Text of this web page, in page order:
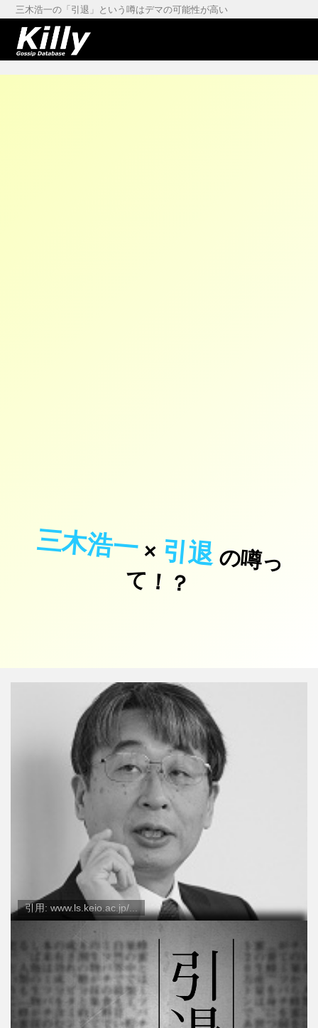
三木浩一の「引退」という噂はデマの可能性が高い
三木浩一× 引退の
噂
っ
て
！
？
引用: www.ls.keio.ac.jp/...